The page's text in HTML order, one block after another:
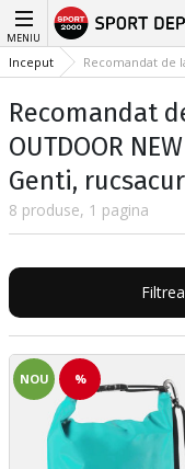
MENIU
Inceput Recomandat de
Recomandat
OUTDOOR
Genti,
8 produse, 1 pagina
NOU %